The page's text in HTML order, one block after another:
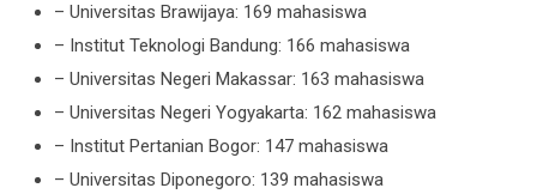
– Universitas Brawijaya: 169 mahasiswa
– Institut Teknologi Bandung: 166 mahasiswa
– Universitas Negeri Makassar: 163 mahasiswa
– Universitas Negeri Yogyakarta: 162 mahasiswa
– Institut Pertanian Bogor: 147 mahasiswa
– Universitas Diponegoro: 139 mahasiswa